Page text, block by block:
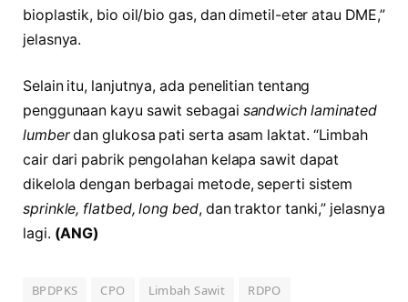
bioplastik, bio oil/bio gas, dan dimetil-eter atau DME,”
jelasnya.
Selain itu, lanjutnya, ada penelitian tentang
penggunaan kayu sawit sebagai sandwich laminated
lumberdan glukosa pati serta asam laktat. “Limbah
cair dari pabrik pengolahan kelapa sawit dapat
dikelola dengan berbagai metode, seperti sistem
sprinkle, flatbed, long bed, dan traktor tanki,” jelasnya
lagi. (ANG)
BPDPKS CPO Limbah Sawit RDPO